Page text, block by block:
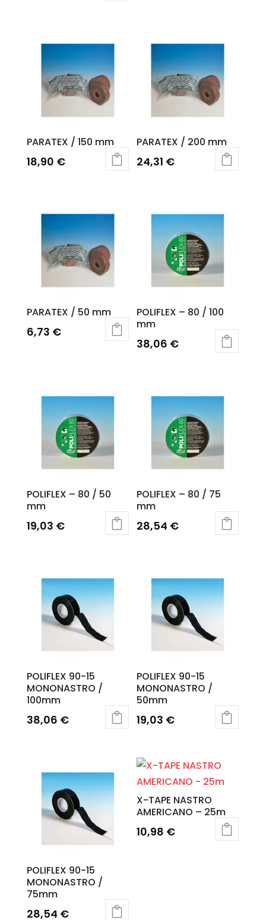
PARATEX / 150 mm
18,90 €
PARATEX / 200 mm
24,31 €
PARATEX / 50 mm
6,73 €
POLIFLEX – 80 / 100
mm
38,06 €
POLIFLEX – 80 / 50
mm
19,03 €
POLIFLEX – 80 / 75
mm
28,54 €
POLIFLEX 90-15
MONONASTRO /
100mm
38,06 €
POLIFLEX 90-15
MONONASTRO /
50mm
19,03 €
POLIFLEX 90-15
MONONASTRO /
75mm
28,54 €
X-TAPE NASTRO
AMERICANO – 25m
10,98 €